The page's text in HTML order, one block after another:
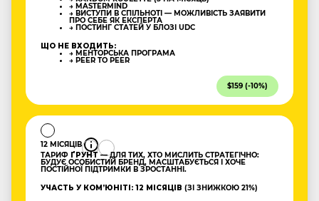
→ MASTERMIND
→ ВИСТУПИ В СПІЛЬНОТІ — МОЖЛИВІСТЬ ЗАЯВИТИ
ПРО СЕБЕ ЯК ЕКСПЕРТА
→ ПОСТИНГ СТАТЕЙ У БЛОЗІ UDC
ЩО НЕ ВХОДИТЬ:
→ МЕНТОРСЬКА ПРОГРАМА
→ PEER TO PEER
$159 (-10%)
12 МІСЯЦІВ
ТАРИФ ҐРУНТ — ДЛЯ ТИХ, ХТО МИСЛИТЬ СТРАТЕГІЧНО:
БУДУЄ ОСОБИСТИЙ БРЕНД, МАСШТАБУЄТЬСЯ І ХОЧЕ
ПОСТІЙНОЇ ПІДТРИМКИ В ЗРОСТАННІ.
УЧАСТЬ У КОМʼЮНІТІ: 12 МІСЯЦІВ (ЗІ ЗНИЖКОЮ 21%)